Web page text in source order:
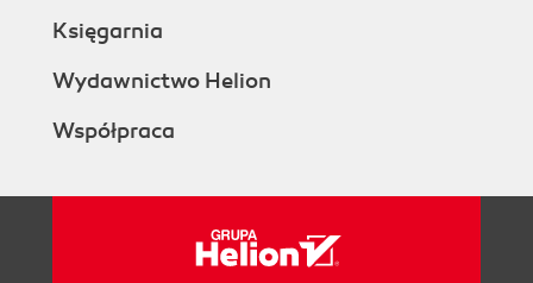
You've got a Mac
developer program
What just happened?
Księgarnia
Wydawnictwo Helion
Współpraca